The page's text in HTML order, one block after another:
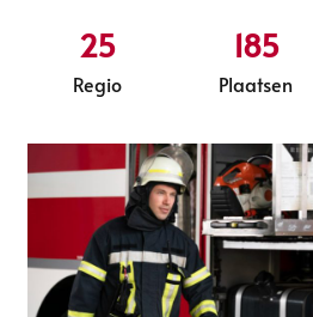
Regio
25
Plaatsen
185